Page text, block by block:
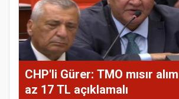
CHP'li Gürer: TMO mısır
az 17 TL açıklamalı